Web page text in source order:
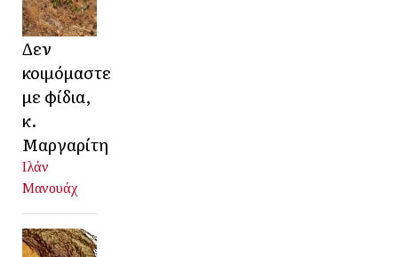
Δεν
κοιμόμαστε
με φίδια,
κ.
Μαργαρίτη
Ιλάν
Μανουάχ